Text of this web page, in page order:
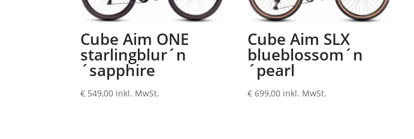
Cube Aim ONE
starlingblur´n
´sapphire
€ 549,00 inkl. MwSt.
Cube Aim SLX
blueblossom´n
´pearl
€ 699,00 inkl. MwSt.